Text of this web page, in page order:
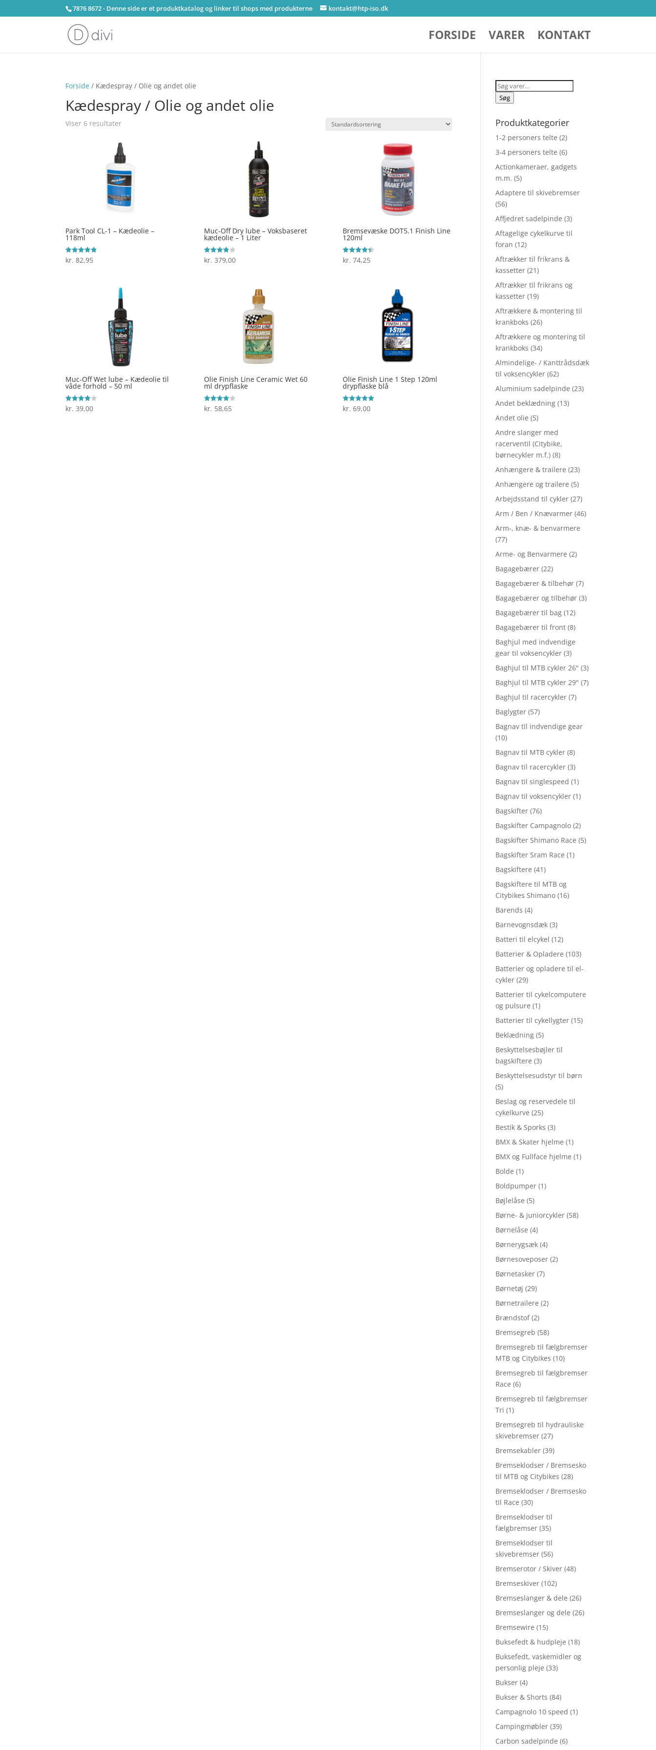
7876 8672 - Denne side er et produktkatalog og linker til shops med produkterne kontakt@htp-iso.dk
FORSIDE VARER KONTAKT
Forside / Kædespray / Olie og andet olie
Kædespray / Olie og andet olie
Viser 6 resultater
Park Tool CL-1 – Kædeolie –
118ml
Vurderet
4.8
kr. 82,95
Muc-Off Dry lube – Voksbaseret
kædeolie – 1 Liter
Vurderet
3.9
kr. 379,00
Bremsevæske DOT5.1 Finish Line
120ml
Vurderet
4.4
kr. 74,25
Muc-Off Wet lube – Kædeolie til
våde forhold – 50 ml
Vurderet
4
kr. 39,00
Olie Finish Line Ceramic Wet 60
ml drypflaske
Vurderet
4
kr. 58,65
Olie Finish Line 1 Step 120ml
drypflaske blå
Vurderet
5
kr. 69,00
Søg
efter:
Søg
Produktkategorier
1-2 personers telte (2)
3-4 personers telte (6)
Actionkameraer, gadgets
m.m. (5)
Adaptere til skivebremser
(56)
Affjedret sadelpinde (3)
Aftagelige cykelkurve til
foran (12)
Aftrækker til frikrans &
kassetter (21)
Aftrækker til frikrans og
kassetter (19)
Aftrækkere & montering til
krankboks (26)
Aftrækkere og montering til
krankboks (34)
Almindelige- / Kanttrådsdæk
til voksencykler (62)
Aluminium sadelpinde (23)
Andet beklædning (13)
Andet olie (5)
Andre slanger med
racerventil (Citybike,
børnecykler m.f.) (8)
Anhængere & trailere (23)
Anhængere og trailere (5)
Arbejdsstand til cykler (27)
Arm / Ben / Knævarmer (46)
Arm-, knæ- & benvarmere
(77)
Arme- og Benvarmere (2)
Bagagebærer (22)
Bagagebærer & tilbehør (7)
Bagagebærer og tilbehør (3)
Bagagebærer til bag (12)
Bagagebærer til front (8)
Baghjul med indvendige
gear til voksencykler (3)
Baghjul til MTB cykler 26" (3)
Baghjul til MTB cykler 29" (7)
Baghjul til racercykler (7)
Baglygter (57)
Bagnav til indvendige gear
(10)
Bagnav til MTB cykler (8)
Bagnav til racercykler (3)
Bagnav til singlespeed (1)
Bagnav til voksencykler (1)
Bagskifter (76)
Bagskifter Campagnolo (2)
Bagskifter Shimano Race (5)
Bagskifter Sram Race (1)
Bagskiftere (41)
Bagskiftere til MTB og
Citybikes Shimano (16)
Barends (4)
Barnevognsdæk (3)
Batteri til elcykel (12)
Batterier & Opladere (103)
Batterier og opladere til el-
cykler (29)
Batterier til cykelcomputere
og pulsure (1)
Batterier til cykellygter (15)
Beklædning (5)
Beskyttelsesbøjler til
bagskiftere (3)
Beskyttelsesudstyr til børn
(5)
Beslag og reservedele til
cykelkurve (25)
Bestik & Sporks (3)
BMX & Skater hjelme (1)
BMX og Fullface hjelme (1)
Bolde (1)
Boldpumper (1)
Bøjlelåse (5)
Børne- & juniorcykler (58)
Børnelåse (4)
Børnerygsæk (4)
Børnesoveposer (2)
Børnetasker (7)
Børnetøj (29)
Børnetrailere (2)
Brændstof (2)
Bremsegreb (58)
Bremsegreb til fælgbremser
MTB og Citybikes (10)
Bremsegreb til fælgbremser
Race (6)
Bremsegreb til fælgbremser
Tri (1)
Bremsegreb til hydrauliske
skivebremser (27)
Bremsekabler (39)
Bremseklodser / Bremsesko
til MTB og Citybikes (28)
Bremseklodser / Bremsesko
til Race (30)
Bremseklodser til
fælgbremser (35)
Bremseklodser til
skivebremser (56)
Bremserotor / Skiver (48)
Bremseskiver (102)
Bremseslanger & dele (26)
Bremseslanger og dele (26)
Bremsewire (15)
Buksefedt & hudpleje (18)
Buksefedt, vaskemidler og
personlig pleje (33)
Bukser (4)
Bukser & Shorts (84)
Campagnolo 10 speed (1)
Campingmøbler (39)
Carbon sadelpinde (6)